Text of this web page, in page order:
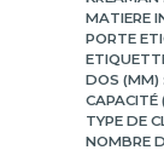
MATIERE
PORTE
DOS (MM) :
CAPACITÉ
TYPE DE
NOMBRE